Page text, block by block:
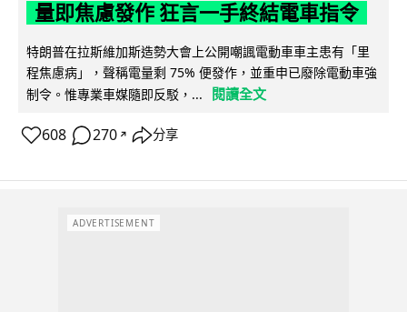
量即焦慮發作 狂言一手終結電車指令
特朗普在拉斯維加斯造勢大會上公開嘲諷電動車車主患有「里
程焦慮病」，聲稱電量剩 75% 便發作，並重申已廢除電動車強
制令。惟專業車媒隨即反駁，...
閱讀全文
608 270 ↗ 分享
ADVERTISEMENT